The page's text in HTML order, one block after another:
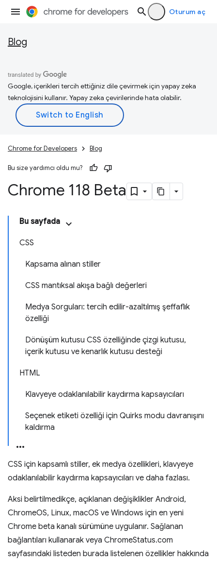
Oturum aç
Blog
Google, içerikleri tercih ettiğiniz dile çevirmek için yapay zeka
teknolojisini kullanır. Yapay zeka çevirilerinde hata olabilir.
Chrome for Developers Blog
Bu size yardımcı oldu mu?
Chrome 118 Beta
Bu sayfada
CSS
Kapsama alınan stiller
CSS mantıksal akışa bağlı değerleri
Medya Sorguları: tercih edilir-azaltılmış şeffaflık
özelliği
Dönüşüm kutusu CSS özelliğinde çizgi kutusu,
içerik kutusu ve kenarlık kutusu desteği
HTML
Klavyeye odaklanılabilir kaydırma kapsayıcıları
Seçenek etiketi özelliği için Quirks modu davranışını
kaldırma
CSS için kapsamlı stiller, ek medya özellikleri, klavyeye
odaklanılabilir kaydırma kapsayıcıları ve daha fazlası.
Aksi belirtilmedikçe, açıklanan değişiklikler Android,
ChromeOS, Linux, macOS ve Windows için en yeni
Chrome beta kanalı sürümüne uygulanır. Sağlanan
bağlantıları kullanarak veya ChromeStatus.com
sayfasındaki listeden burada listelenen özellikler hakkında